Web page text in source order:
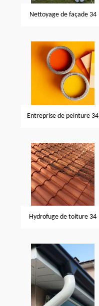
Nettoyage de façade 34
Entreprise de peinture 34
Hydrofuge de toiture 34